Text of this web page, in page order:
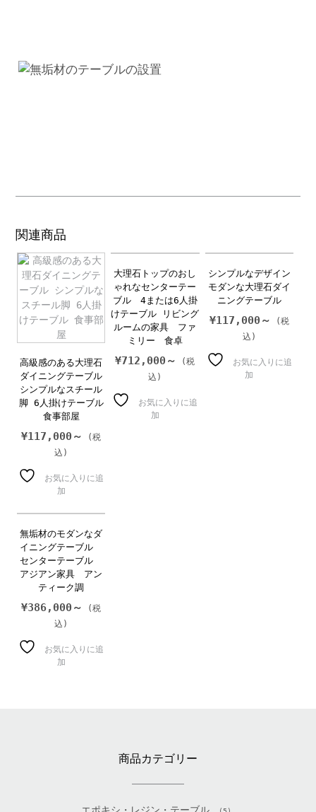
具
関連商品
高級感のある大理石
ダイニングテーブル
シンプルなスチール
脚 6人掛けテーブル
食事部屋
¥117,000～
お気に入りに追
加
大理石トップのおし
ゃれなセンターテー
ブル 4または6人掛
けテーブル リビング
ルームの家具 ファ
ミリー 食卓
¥712,000～
お気に入りに追
加
シンプルなデザイン
モダンな大理石ダイ
ニングテーブル
¥117,000～
お気に入りに追
加
無垢材のモダンなダ
イニングテーブル
センターテーブル
アジアン家具 アン
ティーク調
¥386,000～
お気に入りに追
加
商品カテゴリー